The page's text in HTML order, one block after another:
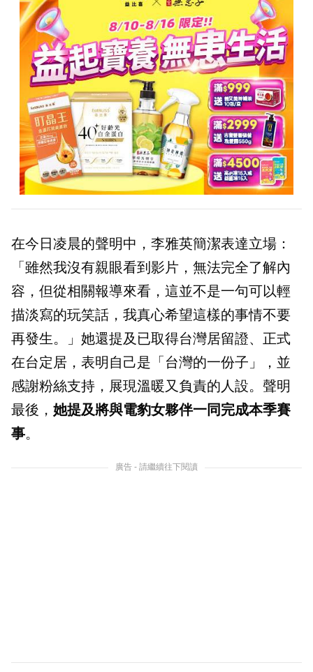
在今日凌晨的聲明中，李雅英簡潔表達立場：
「雖然我沒有親眼看到影片，無法完全了解內
容，但從相關報導來看，這並不是一句可以輕
描淡寫的玩笑話，我真心希望這樣的事情不要
再發生。」她還提及已取得台灣居留證、正式
在台定居，表明自己是「台灣的一份子」，並
感謝粉絲支持，展現溫暖又負責的人設。聲明
最後， 她提及將與電豹女夥伴一同完成本季賽
事。
廣告 - 請繼續往下閱讀